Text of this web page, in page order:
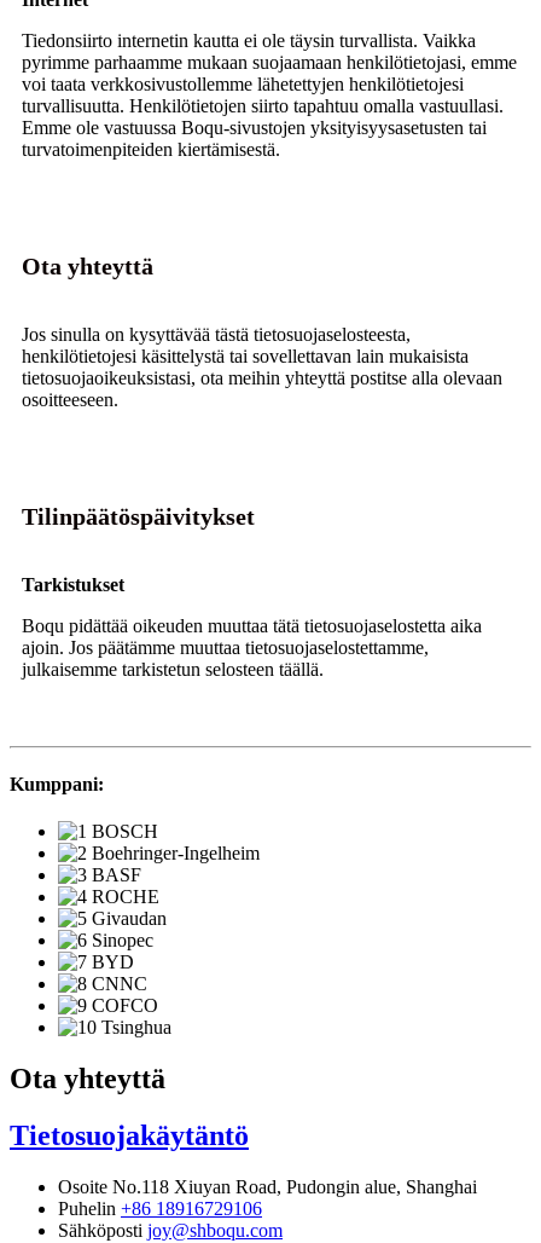
Tiedonsiirto internetin kautta ei ole täysin turvallista. Vaikka
pyrimme parhaamme mukaan suojaamaan henkilötietojasi, emme
voi taata verkkosivustollemme lähetettyjen henkilötietojesi
turvallisuutta. Henkilötietojen siirto tapahtuu omalla vastuullasi.
Emme ole vastuussa Boqu-sivustojen yksityisyysasetusten tai
turvatoimenpiteiden kiertämisestä.
Ota yhteyttä
Jos sinulla on kysyttävää tästä tietosuojaselosteesta,
henkilötietojesi käsittelystä tai sovellettavan lain mukaisista
tietosuojaoikeuksistasi, ota meihin yhteyttä postitse alla olevaan
osoitteeseen.
Tilinpäätöspäivitykset
Tarkistukset
Boqu pidättää oikeuden muuttaa tätä tietosuojaselostetta aika
ajoin. Jos päätämme muuttaa tietosuojaselostettamme,
julkaisemme tarkistetun selosteen täällä.
Kumppani:
Ota yhteyttä
Tietosuojakäytäntö
Osoite No.118 Xiuyan Road, Pudongin alue, Shanghai
Puhelin +86 18916729106
Sähköposti joy@shboqu.com